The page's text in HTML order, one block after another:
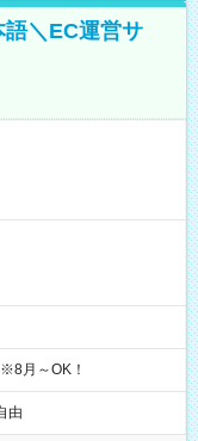
＼EC運営サ
月～OK！
由